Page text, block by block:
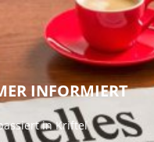
INFORMIERT
in Kriftel